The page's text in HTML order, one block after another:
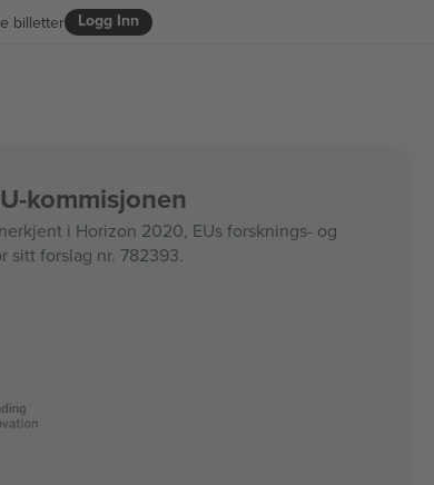
Logg Inn
billetter
kommisjonen
i Horizon 2020, EUs forsknings- og
sitt forslag nr. 782393.